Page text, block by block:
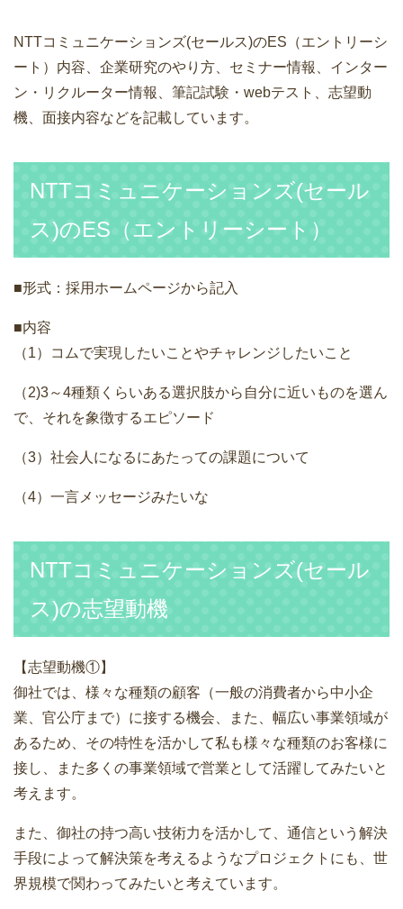
NTTコミュニケーションズ(セールス)のES（エントリーシ
ート）内容、企業研究のやり方、セミナー情報、インター
ン・リクルーター情報、筆記試験・webテスト、志望動
機、面接内容などを記載しています。
NTTコミュニケーションズ(セール
ス)のES（エントリーシート）
■形式：採用ホームページから記入
■内容
（1）コムで実現したいことやチャレンジしたいこと
（2)3～4種類くらいある選択肢から自分に近いものを選ん
で、それを象徴するエピソード
（3）社会人になるにあたっての課題について
（4）一言メッセージみたいな
NTTコミュニケーションズ(セール
ス)の志望動機
【志望動機①】
御社では、様々な種類の顧客（一般の消費者から中小企
業、官公庁まで）に接する機会、また、幅広い事業領域が
あるため、その特性を活かして私も様々な種類のお客様に
接し、また多くの事業領域で営業として活躍してみたいと
考えます。
また、御社の持つ高い技術力を活かして、通信という解決
手段によって解決策を考えるようなプロジェクトにも、世
界規模で関わってみたいと考えています。